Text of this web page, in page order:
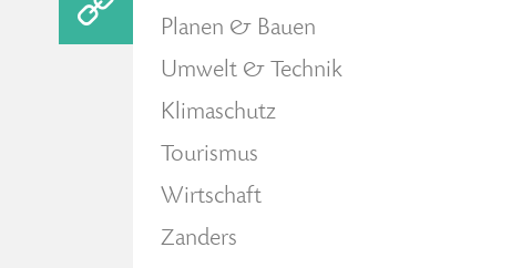
Planen & Bauen
Umwelt & Technik
Klimaschutz
Tourismus
Wirtschaft
Zanders